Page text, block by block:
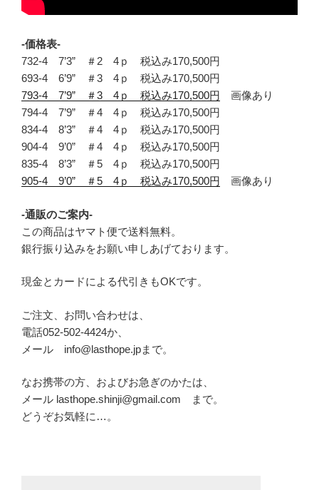
-価格表-
732-4 7’3” ＃2 4ｐ 税込み170,500円
693-4 6’9” ＃3 4ｐ 税込み170,500円
793-4 7’9” ＃3 4ｐ 税込み170,500円 画像あり
794-4 7’9” ＃4 4ｐ 税込み170,500円
834-4 8’3” ＃4 4ｐ 税込み170,500円
904-4 9’0” ＃4 4ｐ 税込み170,500円
835-4 8’3” ＃5 4ｐ 税込み170,500円
905-4 9’0” ＃5 4ｐ 税込み170,500円 画像あり
-通販のご案内-
この商品はヤマト便で送料無料。
銀行振り込みをお願い申しあげております。
現金とカードによる代引きもOKです。
ご注文、お問い合わせは、
電話052-502-4424か、
メール info@lasthope.jpまで。
なお携帯の方、およびお急ぎのかたは、
メール lasthope.shinji@gmail.com まで。
どうぞお気軽に…。